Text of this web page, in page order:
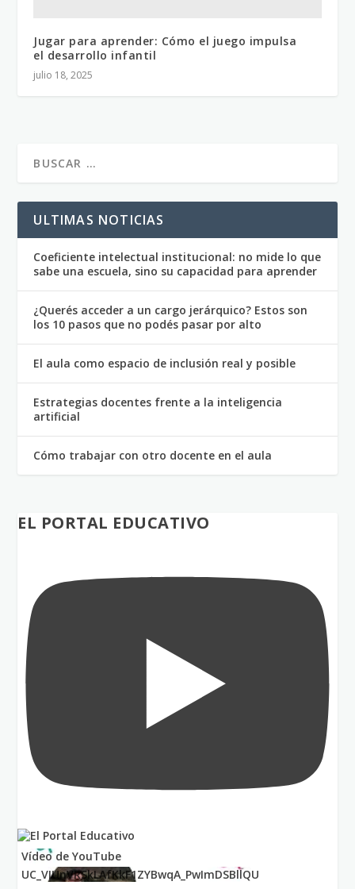
Jugar para aprender: Cómo el juego impulsa
el desarrollo infantil
julio 18, 2025
ULTIMAS NOTICIAS
Coeficiente intelectual institucional: no mide lo que
sabe una escuela, sino su capacidad para aprender
¿Querés acceder a un cargo jerárquico? Estos son
los 10 pasos que no podés pasar por alto
El aula como espacio de inclusión real y posible
Estrategias docentes frente a la inteligencia
artificial
Cómo trabajar con otro docente en el aula
EL PORTAL EDUCATIVO
Vídeo de YouTube
UC_VIUnVRSkLAfKkF1ZYBwqA_PwImDSBllQU